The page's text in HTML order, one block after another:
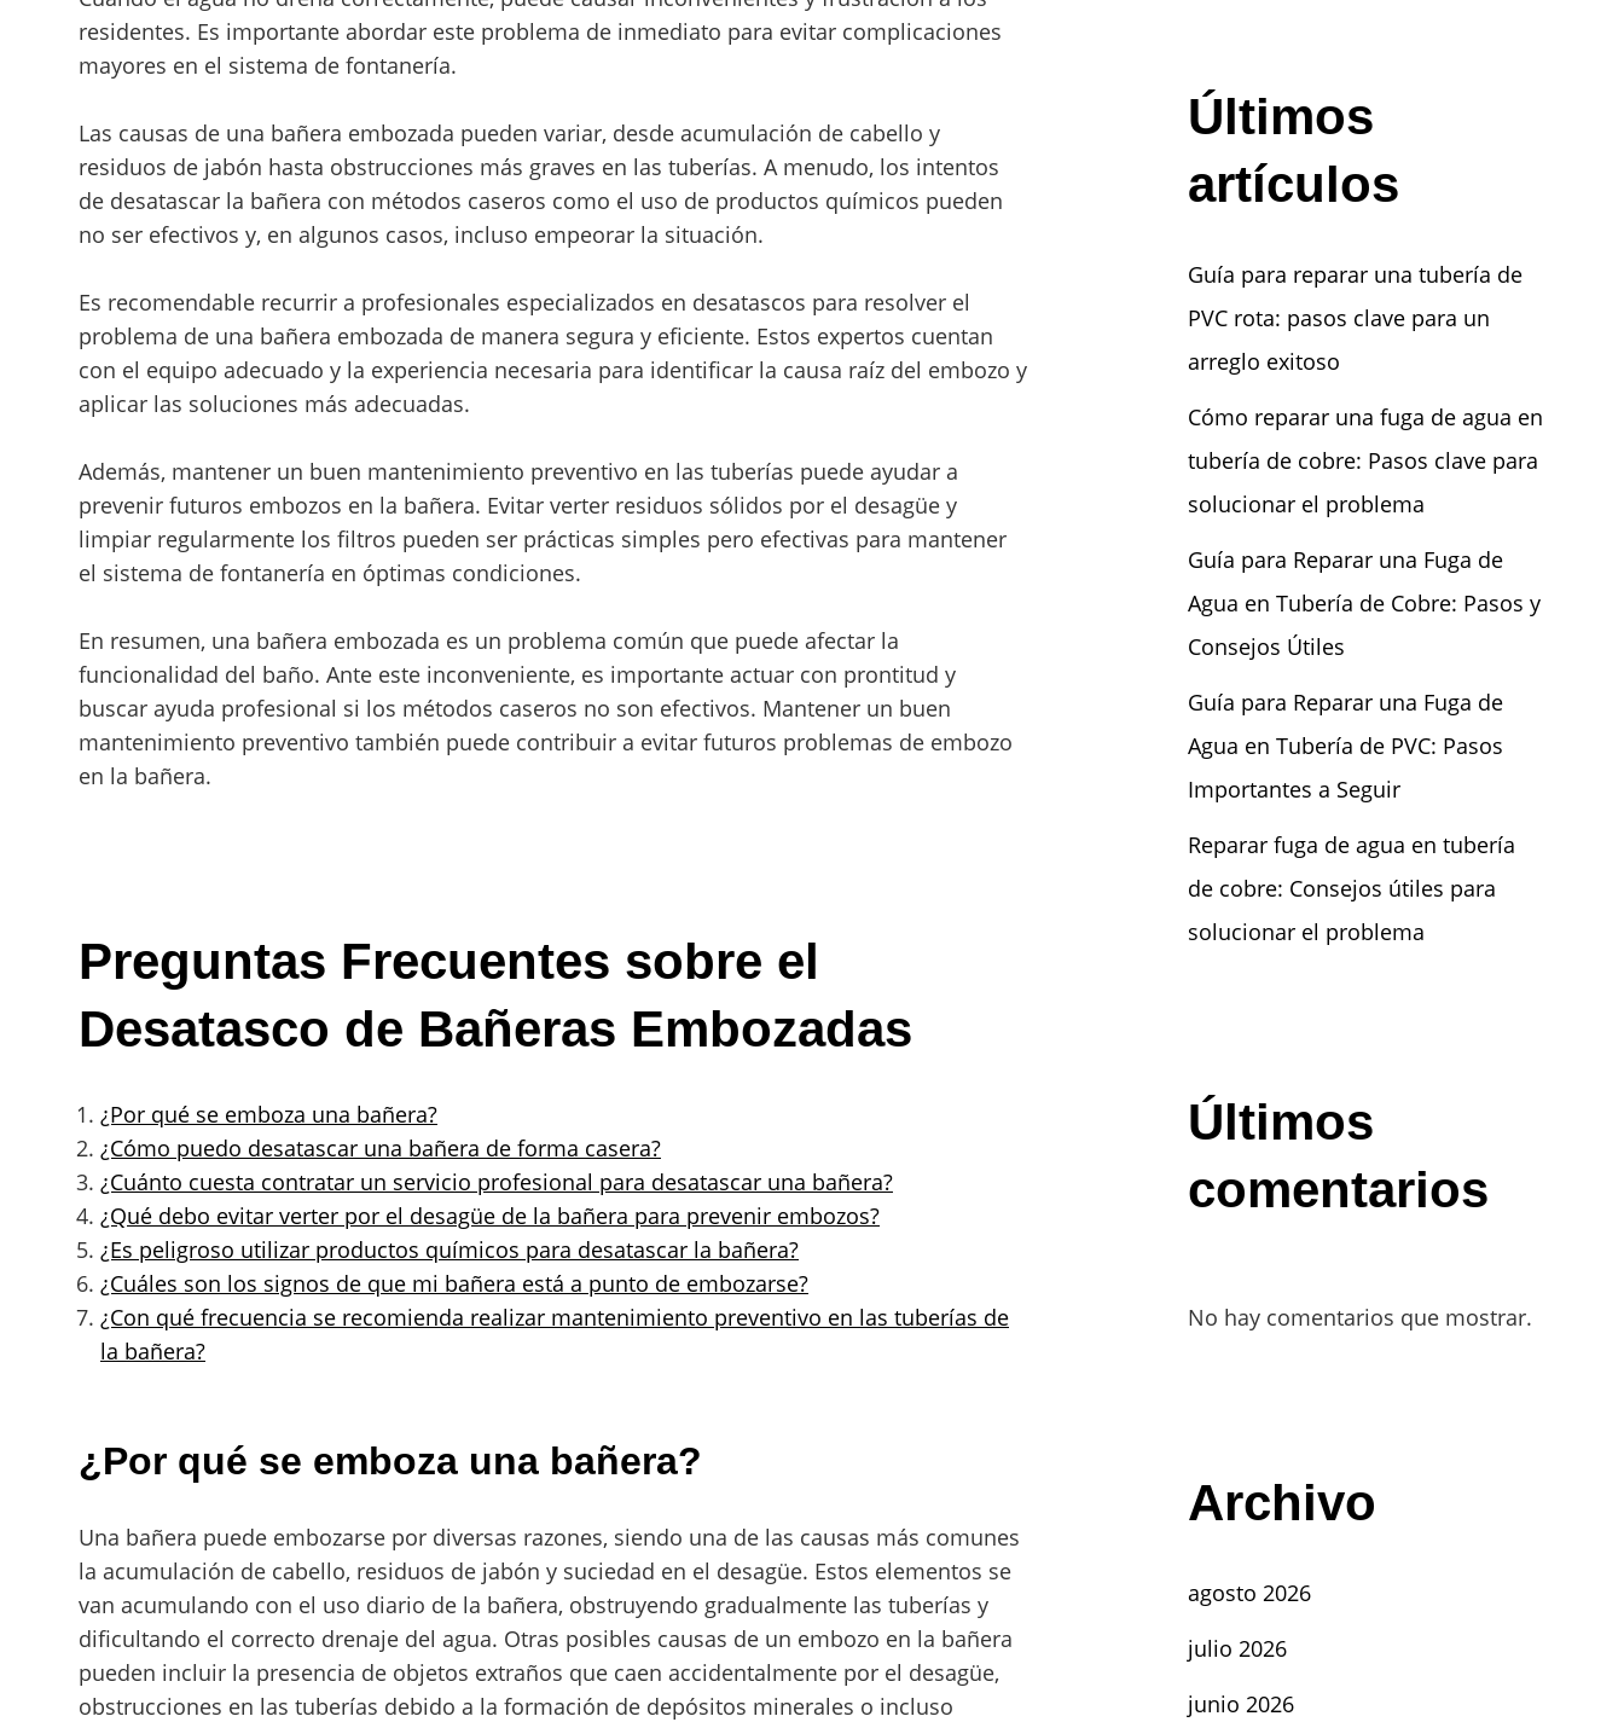
residentes. Es importante abordar este problema de inmediato para evitar complicaciones
mayores en el sistema de fontanería.
Las causas de una bañera embozada pueden variar, desde acumulación de cabello y
residuos de jabón hasta obstrucciones más graves en las tuberías. A menudo, los intentos
de desatascar la bañera con métodos caseros como el uso de productos químicos pueden
no ser efectivos y, en algunos casos, incluso empeorar la situación.
Es recomendable recurrir a profesionales especializados en desatascos para resolver el
problema de una bañera embozada de manera segura y eficiente. Estos expertos cuentan
con el equipo adecuado y la experiencia necesaria para identificar la causa raíz del embozo y
aplicar las soluciones más adecuadas.
Además, mantener un buen mantenimiento preventivo en las tuberías puede ayudar a
prevenir futuros embozos en la bañera. Evitar verter residuos sólidos por el desagüe y
limpiar regularmente los filtros pueden ser prácticas simples pero efectivas para mantener
el sistema de fontanería en óptimas condiciones.
En resumen, una bañera embozada es un problema común que puede afectar la
funcionalidad del baño. Ante este inconveniente, es importante actuar con prontitud y
buscar ayuda profesional si los métodos caseros no son efectivos. Mantener un buen
mantenimiento preventivo también puede contribuir a evitar futuros problemas de embozo
en la bañera.
Preguntas Frecuentes sobre el
Desatasco de Bañeras Embozadas
¿Por qué se emboza una bañera?
¿Cómo puedo desatascar una bañera de forma casera?
¿Cuánto cuesta contratar un servicio profesional para desatascar una bañera?
¿Qué debo evitar verter por el desagüe de la bañera para prevenir embozos?
¿Es peligroso utilizar productos químicos para desatascar la bañera?
¿Cuáles son los signos de que mi bañera está a punto de embozarse?
¿Con qué frecuencia se recomienda realizar mantenimiento preventivo en las tuberías de
la bañera?
¿Por qué se emboza una bañera?
Una bañera puede embozarse por diversas razones, siendo una de las causas más comunes
la acumulación de cabello, residuos de jabón y suciedad en el desagüe. Estos elementos se
van acumulando con el uso diario de la bañera, obstruyendo gradualmente las tuberías y
dificultando el correcto drenaje del agua. Otras posibles causas de un embozo en la bañera
pueden incluir la presencia de objetos extraños que caen accidentalmente por el desagüe,
obstrucciones en las tuberías debido a la formación de depósitos minerales o incluso
Últimos
artículos
Guía para reparar una tubería de
PVC rota: pasos clave para un
arreglo exitoso
Cómo reparar una fuga de agua en
tubería de cobre: Pasos clave para
solucionar el problema
Guía para Reparar una Fuga de
Agua en Tubería de Cobre: Pasos y
Consejos Útiles
Guía para Reparar una Fuga de
Agua en Tubería de PVC: Pasos
Importantes a Seguir
Reparar fuga de agua en tubería
de cobre: Consejos útiles para
solucionar el problema
Últimos
comentarios
No hay comentarios que mostrar.
Archivo
agosto 2026
julio 2026
junio 2026